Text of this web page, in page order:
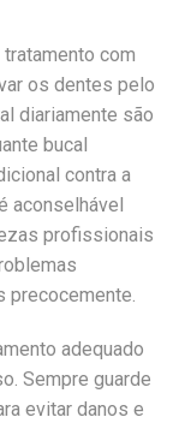
com
os dentes pelo
diariamente são
bucal
contra a
aconselhável
profissionais
adequado
Sempre guarde
evitar danos e